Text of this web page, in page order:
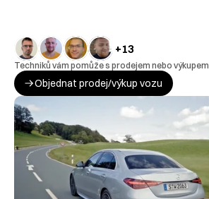
+13
Techniků vám pomůže s prodejem nebo výkupem
Objednat prodej/výkup vozu